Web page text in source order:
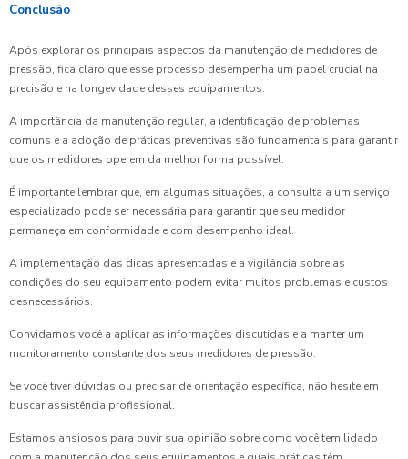
Conclusão
Após explorar os principais aspectos da manutenção de medidores de
pressão, fica claro que esse processo desempenha um papel crucial na
precisão e na longevidade desses equipamentos.
A importância da manutenção regular, a identificação de problemas
comuns e a adoção de práticas preventivas são fundamentais para garantir
que os medidores operem da melhor forma possível.
É importante lembrar que, em algumas situações, a consulta a um serviço
especializado pode ser necessária para garantir que seu medidor
permaneça em conformidade e com desempenho ideal.
A implementação das dicas apresentadas e a vigilância sobre as
condições do seu equipamento podem evitar muitos problemas e custos
desnecessários.
Convidamos você a aplicar as informações discutidas e a manter um
monitoramento constante dos seus medidores de pressão.
Se você tiver dúvidas ou precisar de orientação específica, não hesite em
buscar assistência profissional.
Estamos ansiosos para ouvir sua opinião sobre como você tem lidado